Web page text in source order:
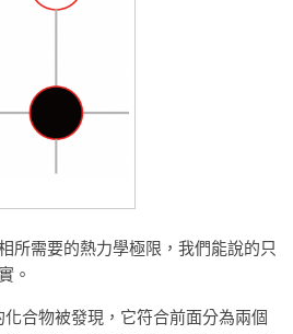
所需要的熱力學極限，我們能說的只
。
合物被發現，它符合前面分為兩個